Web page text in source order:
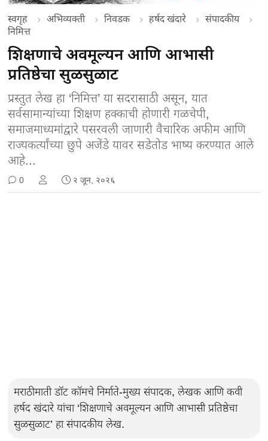
स्वगृह अभिव्यक्ती निवडक हर्षद खंदारे
संपादकीय
निमित्त
शिक्षणाचे अवमूल्यन आणि आभासी
प्रतिष्ठेचा सुळसुळाट
प्रस्तुत लेख हा ‘निमित्त’ या सदरासाठी असून, यात
सर्वसामान्यांच्या शिक्षण हक्काची होणारी गळचेपी,
समाजमाध्यमांद्वारे पसरवली जाणारी वैचारिक अफीम आणि
राज्यकर्त्यांच्या छुपे अजेंडे यावर सडेतोड भाष्य करण्यात आले
आहे...
0 २ जून, २०२६
मराठीमाती डॉट कॉमचे निर्माते-मुख्य संपादक, लेखक आणि कवी
हर्षद खंदारे यांचा ‘शिक्षणाचे अवमूल्यन आणि आभासी प्रतिष्ठेचा
सुळसुळाट’ हा संपादकीय लेख.